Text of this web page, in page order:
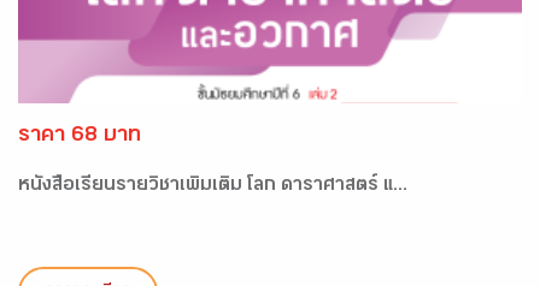
ราคา 68 บาท
หนังสือเรียนรายวิชาเพิ่มเติม โลก ดาราศาสตร์ แ...